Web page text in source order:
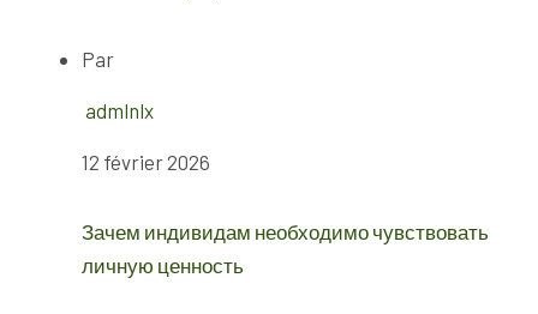
Par
admlnlx
12 février 2026
Зачем индивидам необходимо чувствовать
личную ценность